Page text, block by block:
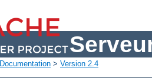
Documentation > Version 2.4